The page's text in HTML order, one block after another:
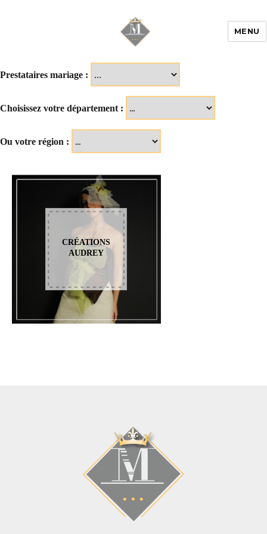
MENU
Prestataires mariage :
Choisissez votre département :
Ou votre région :
CRÉATIONS
AUDREY